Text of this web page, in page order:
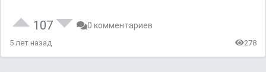
107 0 комментариев
5 лет назад 278